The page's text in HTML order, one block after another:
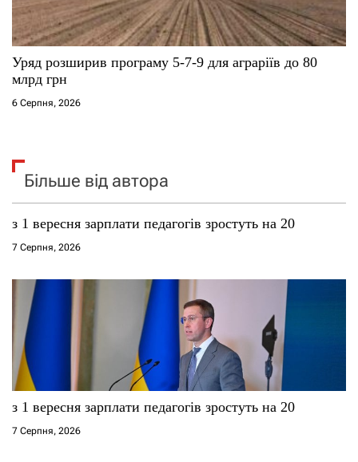
Уряд розширив програму 5-7-9 для аграріїв до 80
млрд грн
6 Серпня, 2026
Більше від автора
з 1 вересня зарплати педагогів зростуть на 20
7 Серпня, 2026
з 1 вересня зарплати педагогів зростуть на 20
7 Серпня, 2026